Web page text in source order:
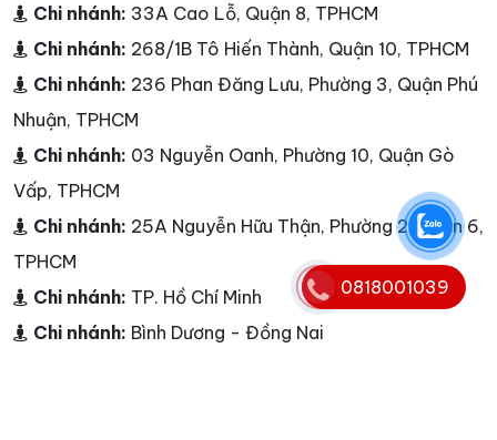
Chi nhánh: 33A Cao Lỗ, Quận 8, TPHCM
Chi nhánh: 268/1B Tô Hiến Thành, Quận 10, TPHCM
Chi nhánh: 236 Phan Đăng Lưu, Phường 3, Quận Phú
Nhuận, TPHCM
Chi nhánh: 03 Nguyễn Oanh, Phường 10, Quận Gò
Vấp, TPHCM
Chi nhánh: 25A Nguyễn Hữu Thận, Phường 2, Quận 6,
TPHCM
Chi nhánh: TP. Hồ Chí Minh
Chi nhánh: Bình Dương - Đồng Nai
0818001039